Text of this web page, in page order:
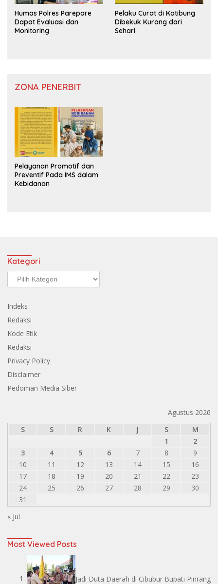
Humas Polres Parepare
Dapat Evaluasi dan
Monitoring
Pelaku Curat di Katibung
Dibekuk Kurang dari
Sehari
ZONA PENERBIT
Pelayanan Promotif dan
Preventif Pada IMS dalam
Kebidanan
Kategori
Kategori
Indeks
Redaksi
Kode Etik
Redaksi
Privacy Policy
Disclaimer
Pedoman Media Siber
Agustus 2026
S
S R K J S
M
1
2
3
4 5 6 7 8
9
10
11 12 13 14 15
16
17
18 19 20 21 22
23
24
25 26 27 28 29
30
31
« Jul
Most Viewed Posts
Jadi Duta Daerah di Cibubur Bupati Pinrang